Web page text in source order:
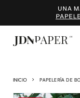
content
UNA
INICIO PAPELERÍA DE